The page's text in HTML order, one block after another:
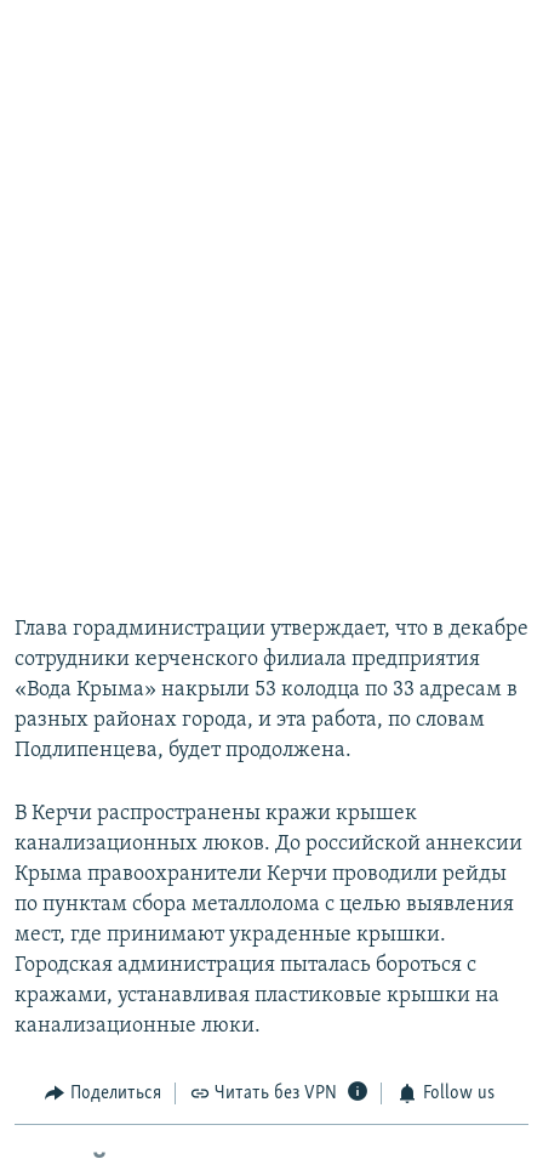
Глава горадминистрации утверждает, что в декабре
сотрудники керченского филиала предприятия
«Вода Крыма» накрыли 53 колодца по 33 адресам в
разных районах города, и эта работа, по словам
Подлипенцева, будет продолжена.
В Керчи распространены кражи крышек
канализационных люков. До российской аннексии
Крыма правоохранители Керчи проводили рейды
по пунктам сбора металлолома с целью выявления
мест, где принимают украденные крышки.
Городская администрация пыталась бороться с
кражами, устанавливая пластиковые крышки на
канализационные люки.
Поделиться Читать без VPN Follow us